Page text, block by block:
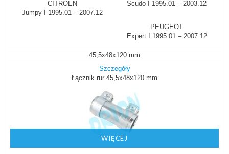
Scudo I 1995.01 – 2003.12
CITROEN
Jumpy I 1995.01 – 2007.12
PEUGEOT
Expert I 1995.01 – 2007.12
45,5x48x120 mm
Szczegóły
Łącznik rur 45,5x48x120 mm
WIĘCEJ